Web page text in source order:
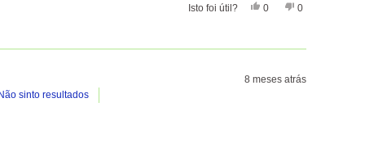
Isto foi útil? Sim, Esta Avaliação
0Pessoas Votaram Sim
Não, Esta
0Pessoas
sinto resultados
8 meses atrás